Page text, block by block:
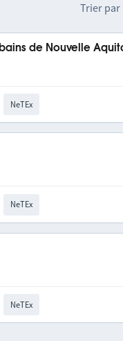
Trier par
de Nouvelle
NeTEx
NeTEx
NeTEx